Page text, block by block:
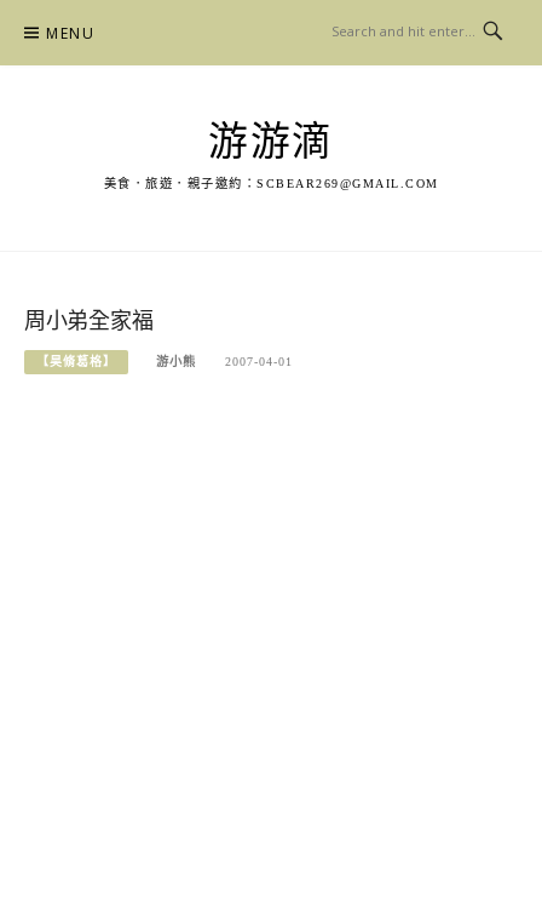
content
MENU
游游滴
美食．旅遊．親子邀約： SCBEAR269@GMAIL.COM
周小弟全家福
【昊脩葛格】 游小熊 2007-04-01